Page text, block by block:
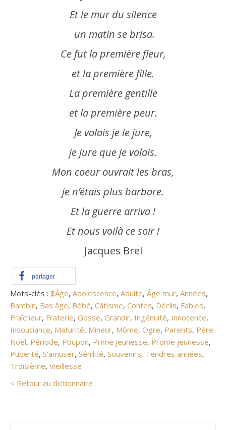
Et le mur du silence
un matin se brisa.
Ce fut la première fleur,
et la première fille.
La première gentille
et la premièrepeur.
Je volais je le jure,
je jure que je volais.
Mon coeur ouvrait les bras,
je n’étais plus barbare.
Et laguerre arriva !
Et nous voilà ce soir !
Jacques Brel
partager
Mots-clés : $Âge, Adolescence, Adulte, Âge mur, Années,
Bambin, Bas âge, Bébé, Câtisme, Contes, Déclin, Fables,
Fraîcheur, Fraterie, Gosse, Grandir, Ingénuité, Innocence,
Insouciance, Maturité, Mineur, Môme, Ogre, Parents, Père
Noël, Période, Poupon, Prime jeunesse, Prome jeunesse,
Puberté, S'amuser, Sénilité, Souvenirs, Tendres années,
Troisième, Vieillesse
< Retour au dictionnaire